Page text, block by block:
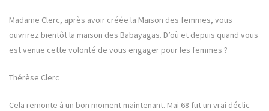
Madame Clerc, après avoir créée la Maison des femmes, vous
ouvrirez bientôt la maison des Babayagas. D’où et depuis quand vous
est venue cette volonté de vous engager pour les femmes ?
Thérèse Clerc
Cela remonte à un bon moment maintenant. Mai 68 fut un vrai déclic